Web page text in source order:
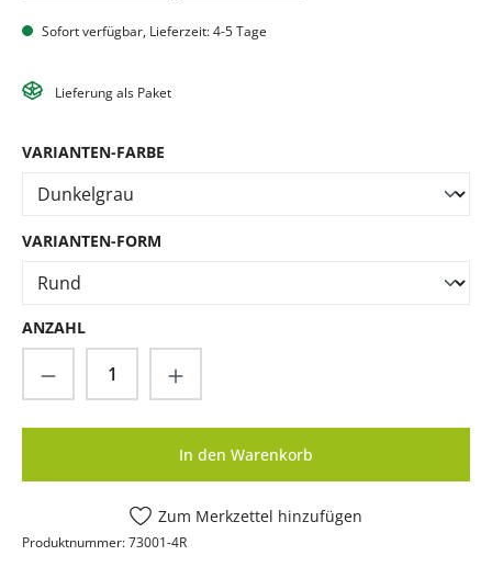
Sofort verfügbar, Lieferzeit: 4-5 Tage
Lieferung als Paket
VARIANTEN-FARBE
VARIANTEN-FORM
ANZAHL
Produkt Anzahl: Gib den gewünschten
In den Warenkorb
Zum Merkzettel hinzufügen
Produktnummer:73001-4R